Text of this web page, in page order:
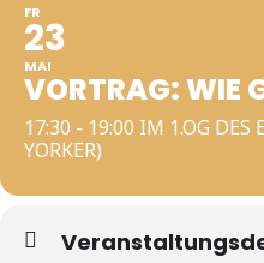
FR
23
MAI
VORTRAG: WIE
17:30 - 19:00 IM 1.OG DES
YORKER)